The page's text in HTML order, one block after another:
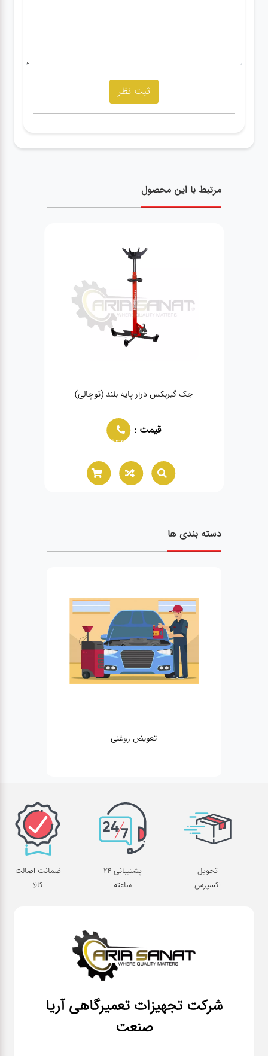
مرتبط با این محصول
جک گیربکس درار پایه بلند (توچالی)
قیمت :
02166021944
دسته بندی ها
تعویض روغنی
تحویل
اکسپرس
پشتیبانی 24
ساعته
ضمانت اصالت
کالا
شرکت تجهیزات تعمیرگاهی آریا
صنعت